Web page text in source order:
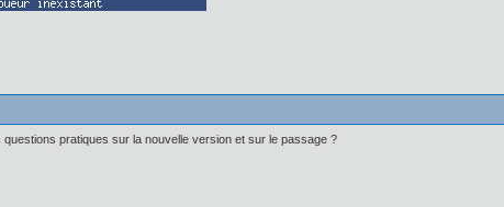
pratiques sur la nouvelle version et sur le passage ?